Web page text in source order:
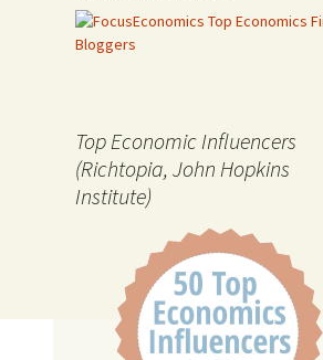
Top Economic Influencers
(Richtopia, John Hopkins
Institute)